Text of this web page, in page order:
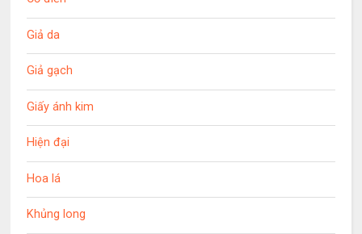
Giả da
Giả gạch
Giấy ánh kim
Hiện đại
Hoa lá
Khủng long